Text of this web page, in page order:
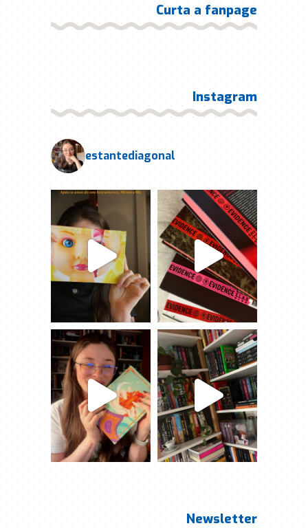
Curta a fanpage
Instagram
estantediagonal
Newsletter